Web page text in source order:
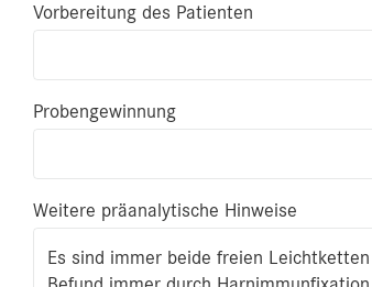
Vorbereitung des Patienten
Probengewinnung
Weitere präanalytische Hinweise
Es sind immer beide freien